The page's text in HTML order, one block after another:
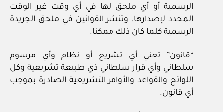
الرسمية أو أي ملحق لها في أي وقت غير الوقت
المحدد لإصدارها. وتنشر القوانين في ملحق الجريدة
الرسمية كلما كان ذلك ممكنا.
“قانون” تعني أي تشريع أو نظام وأي مرسوم
سلطاني وأي قرار سلطاني ذي طبيعة تشريعية وكل
اللوائح والقواعد والأوامر التشريعية الصادرة بموجب
أي قانون.